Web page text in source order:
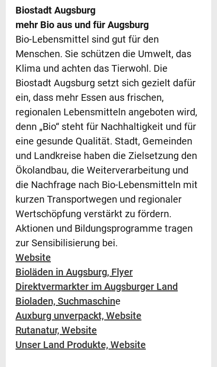
Biostadt Augsburg
mehr Bio aus und für Augsburg
Bio-Lebensmittel sind gut für den
Menschen. Sie schützen die Umwelt, das
Klima und achten das Tierwohl. Die
Biostadt Augsburg setzt sich gezielt dafür
ein, dass mehr Essen aus frischen,
regionalen Lebensmitteln angeboten wird,
denn „Bio“ steht für Nachhaltigkeit und für
eine gesunde Qualität. Stadt, Gemeinden
und Landkreise haben die Zielsetzung den
Ökolandbau, die Weiterverarbeitung und
die Nachfrage nach Bio-Lebensmitteln mit
kurzen Transportwegen und regionaler
Wertschöpfung verstärkt zu fördern.
Aktionen und Bildungsprogramme tragen
zur Sensibilisierung bei.
Website
Bioläden in Augsburg, Flyer
Direktvermarkter im Augsburger Land
Bioladen, Suchmaschine
Auxburg unverpackt, Website
Rutanatur, Website
Unser Land Produkte, Website